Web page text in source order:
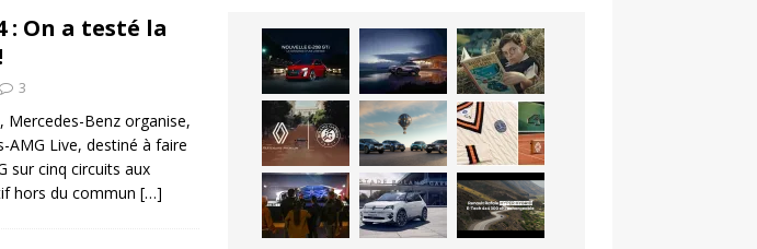
: On a testé la
3
Mercedes-Benz organise,
AMG Live, destiné à faire
sur cinq circuits aux
hors du commun […]